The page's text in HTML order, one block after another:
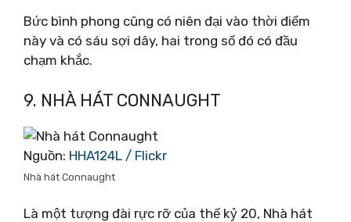
Bức bình phong cũng có niên đại vào thời điểm
này và có sáu sợi dây, hai trong số đó có đầu
chạm khắc.
9. NHÀ HÁT CONNAUGHT
Nguồn: HHA124L / Flickr
Nhà hát Connaught
Là một tượng đài rực rỡ của thế kỷ 20, Nhà hát